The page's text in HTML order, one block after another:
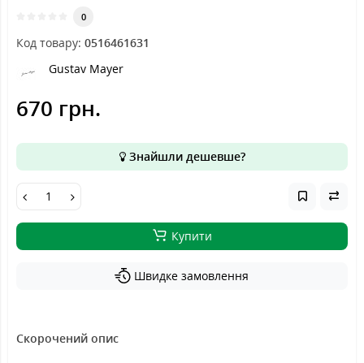
0
Код товару: 0516461631
Gustav Mayer
670 грн.
Знайшли дешевше?
Купити
Швидке замовлення
Скорочений опис